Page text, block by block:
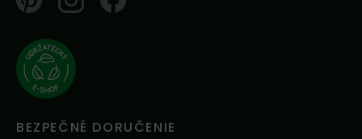
PinterestInstagramFacebook
BEZPEČNÉ DORUČENIE